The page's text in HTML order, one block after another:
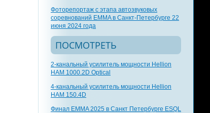
Фоторепортаж с этапа автозвуковых
соревнований EMMA в Санкт-Петербурге 22
июня 2024 года
ПОСМОТРЕТЬ
2-канальный усилитель мощности Hellion
HAM 1000.2D Optical
4-канальный усилитель мощности Hellion
HAM 150.4D
Финал EMMA 2025 в Санкт Петербурге ESQL